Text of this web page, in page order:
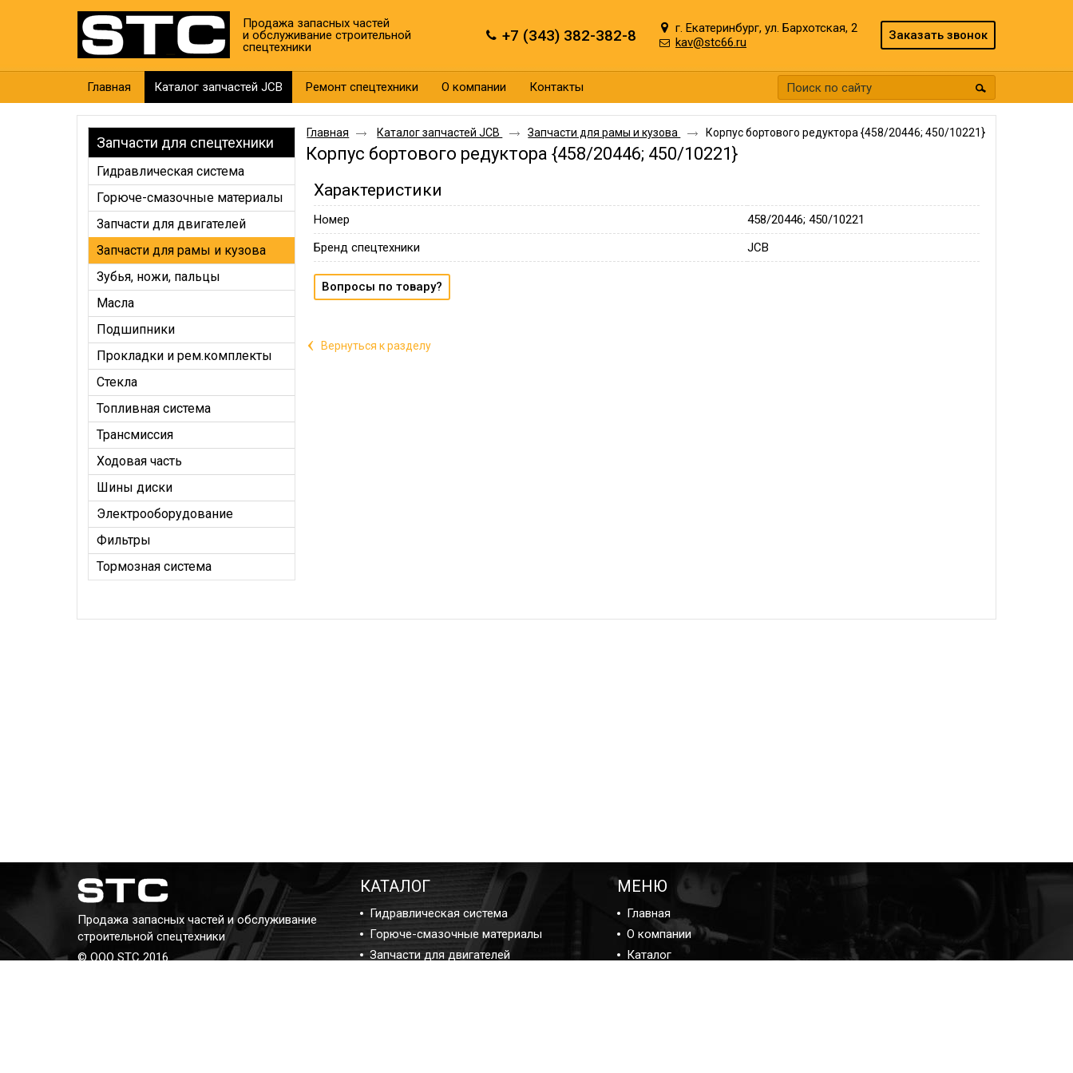
+7 (343) 382-382-8
г. Екатеринбург, ул. Бархотская, 2
kav@stc66.ru
Заказать звонок
Продажа запасных частей
и обслуживание строительной
спецтехники
Главная Каталог запчастей JCB Ремонт спецтехники О компании Контакты
Запчасти для спецтехники
Гидравлическая система
Горюче-смазочные материалы
Запчасти для двигателей
Запчасти для рамы и кузова
Зубья, ножи, пальцы
Масла
Подшипники
Прокладки и рем.комплекты
Стекла
Топливная система
Трансмиссия
Ходовая часть
Шины диски
Электрооборудование
Фильтры
Тормозная система
Главная Каталог запчастей JCB Запчасти для рамы и кузова Корпус бортового редуктора {458/20446; 450/10221}
Корпус бортового редуктора {458/20446; 450/10221}
Характеристики
Номер
458/20446; 450/10221
Бренд спецтехники
JCB
Вопросы по товару?
‹ Вернуться к разделу
Продажа запасных частей и обслуживание
строительной спецтехники
© ООО STC 2016
КАТАЛОГ
Гидравлическая система
Горюче-смазочные материалы
Запчасти для двигателей
МЕНЮ
Главная
О компании
Каталог